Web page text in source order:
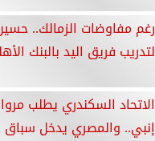
رغم مفاوضات الزمالك..
لتدريب فريق اليد بالبنك
الاتحاد السكندري يطلب
إنبي.. والمصري يدخل سباق